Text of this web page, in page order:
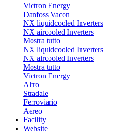
Victron Energy
Danfoss Vacon
NX liquidcooled Inverters
NX aircooled Inverters
Mostra tutto
NX liquidcooled Inverters
NX aircooled Inverters
Mostra tutto
Victron Energy
Altro
Stradale
Ferroviario
Aereo
Facility
Website